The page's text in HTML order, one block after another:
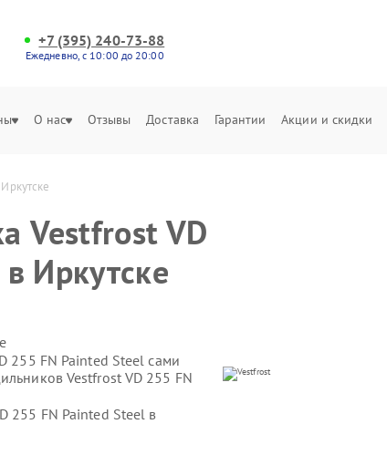
+7 (395) 240-73-88
Ежедневно, с 10:00 до 20:00
О нас Отзывы Доставка Гарантии Акции и скидки
Vestfrost VD
Иркутске
255 FN Painted Steel сами
Vestfrost VD 255 FN
255 FN Painted Steel в